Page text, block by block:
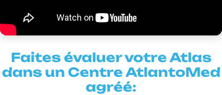
Faites évaluer votre Atlas
dans un Centre AtlantoMed
agréé: